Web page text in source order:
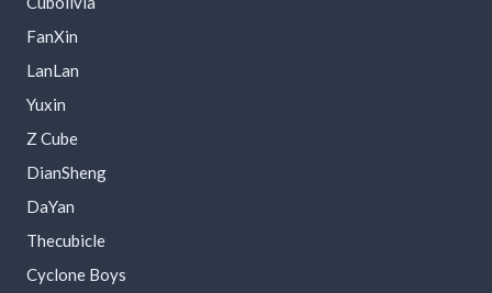
FanXin
LanLan
Yuxin
Z Cube
DianSheng
DaYan
Thecubicle
Cyclone Boys